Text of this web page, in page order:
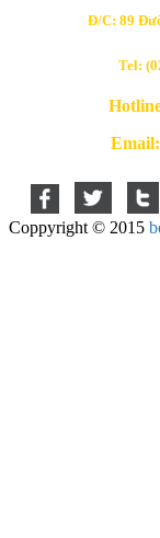
Đ/C: 89
Tel:
Email:
Coppyright © 2015